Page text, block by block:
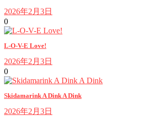
2026年2月3日
0
L-O-V-E Love!
2026年2月3日
0
Skidamarink A Dink A Dink
2026年2月3日